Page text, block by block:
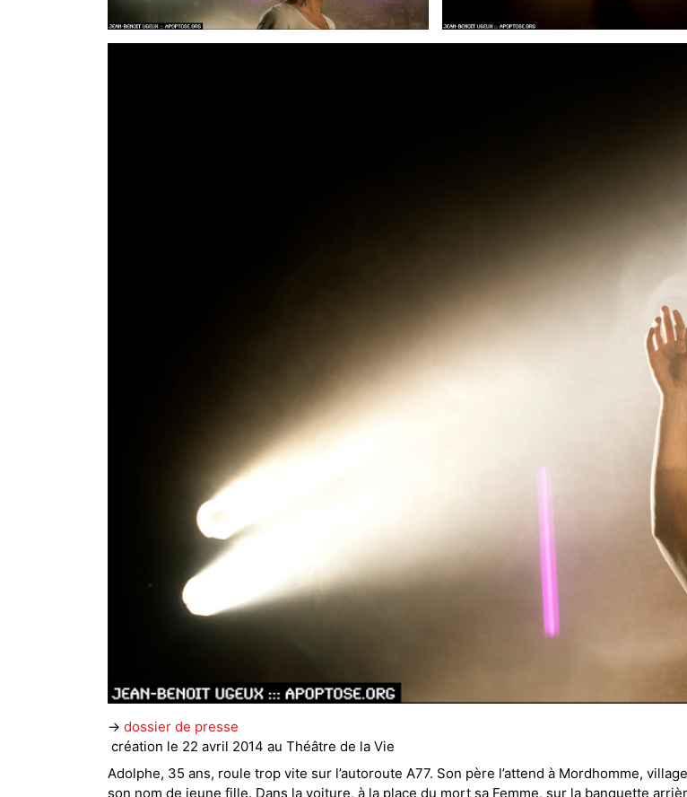
→dossier de presse
création le 22 avril 2014 au Théâtre de la Vie
Adolphe, 35 ans, roule trop vite sur l’autoroute A77. Son père l’attend à Mordhomme,
son nom de jeune fille. Dans la voiture, à la place du mort sa Femme, sur la banquette